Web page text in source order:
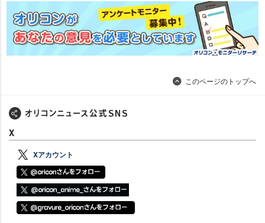
このページのトップへ
X
Xアカウント